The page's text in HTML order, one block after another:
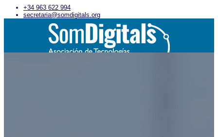
+34 963 622 994
secretaria@somdigitals.org